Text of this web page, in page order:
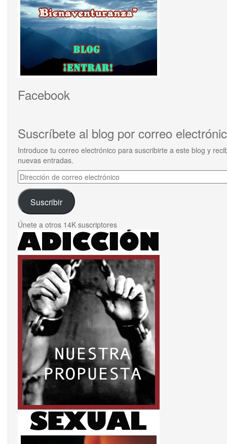
Facebook
Suscríbete al blog por correo
Introduce tu correo electrónico para suscribirte a este blog y
nuevas entradas.
Dirección
de
correo
electrónico
Suscribir
Únete a otros 14K suscriptores